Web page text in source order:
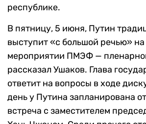
республике.
В пятницу, 5 июня, Путин
выступит «с большой речью»
мероприятии ПМЭФ —
рассказал Ушаков. Глава
ответит на вопросы в ходе
день у Путина запланирована
встреча с заместителем